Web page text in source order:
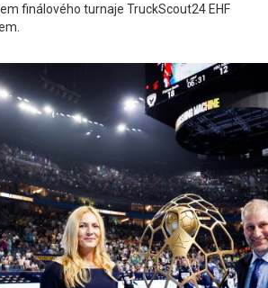
finálového turnaje TruckScout24 EHF